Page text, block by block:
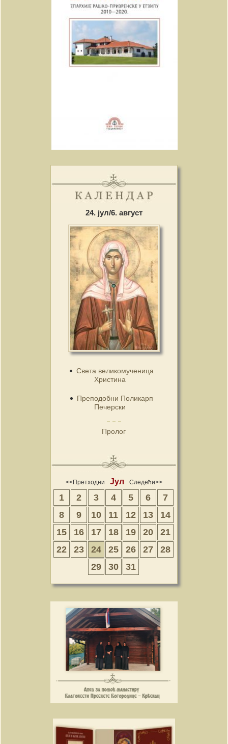
24. јул/6. август
Света великомученица
Христина
Преподобни Поликарп
Печерски
Пролог
<<Претходни Јул Следећи>>
1 2 3 4 5 6
7
8
9 10 11 12 13
14
15
16 17 18 19 20
21
22
23 24 25 26 27
28
29
30 31